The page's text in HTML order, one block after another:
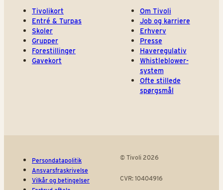
Tivolikort
Entré & Turpas
Skoler
Grupper
Forestillinger
Gavekort
Om Tivoli
Job og karriere
Erhverv
Presse
Haveregulativ
Whistleblower-
system
Ofte stillede
spørgsmål
Persondatapolitik
Ansvarsfraskrivelse
Vilkår og betingelser
© Tivoli 2026
CVR: 10404916